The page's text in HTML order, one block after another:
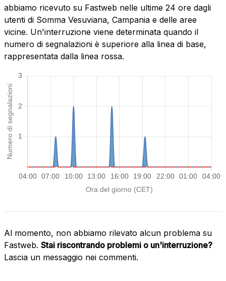
abbiamo ricevuto su Fastweb nelle ultime 24 ore dagli
utenti di Somma Vesuviana, Campania e delle aree
vicine. Un'interruzione viene determinata quando il
numero di segnalazioni è superiore alla linea di base,
rappresentata dalla linea rossa.
Al momento, non abbiamo rilevato alcun problema su
Fastweb. Stai riscontrando problemi o un'interruzione?
Lascia un messaggio nei commenti.